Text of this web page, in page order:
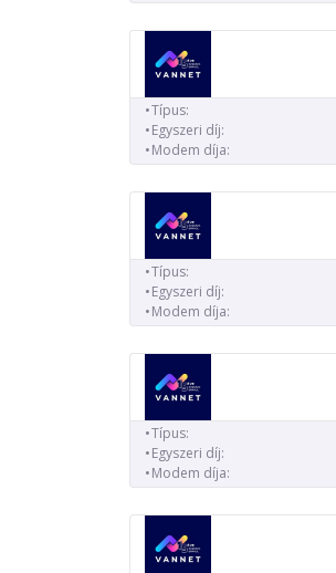
Típus:
Egyszeri díj:
Modem díja:
Típus:
Egyszeri díj:
Modem díja:
Típus:
Egyszeri díj:
Modem díja: